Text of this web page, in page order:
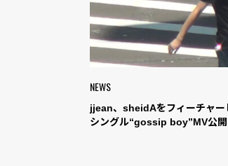
NEWS
jjean、sheidAをフィーチャー
シングル“gossip boy”MV公開